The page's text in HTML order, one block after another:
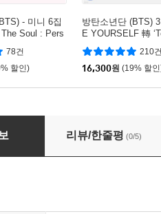
- 미니 6집
Soul : Pers
랜덤발송)
78건
할인)
방탄소년단 (BTS)
E YOURSELF 轉
U/R 중 랜덤발송)
210
16,300원 (19% 할
) - Indigo [Book Edition]
리뷰/한줄평 (0/5)